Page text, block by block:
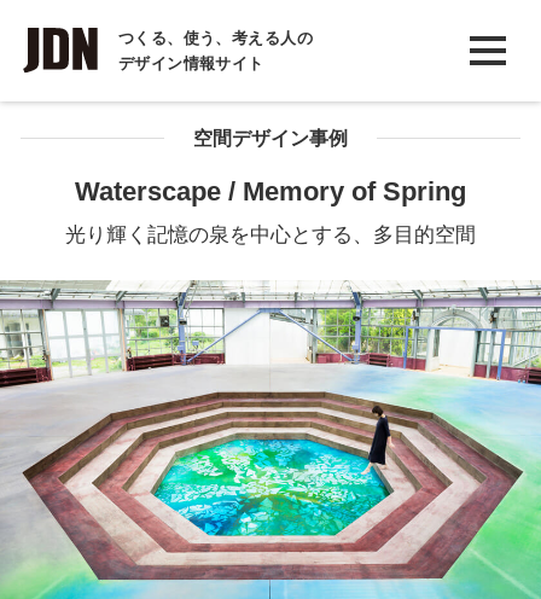
つくる、使う、考える人の
デザイン情報サイト
INTERVIEW
インタビュー
REPORT
COLUMN
空間デザイン事例
Waterscape / Memory of Spring
光り輝く記憶の泉を中心とする、多目的空間